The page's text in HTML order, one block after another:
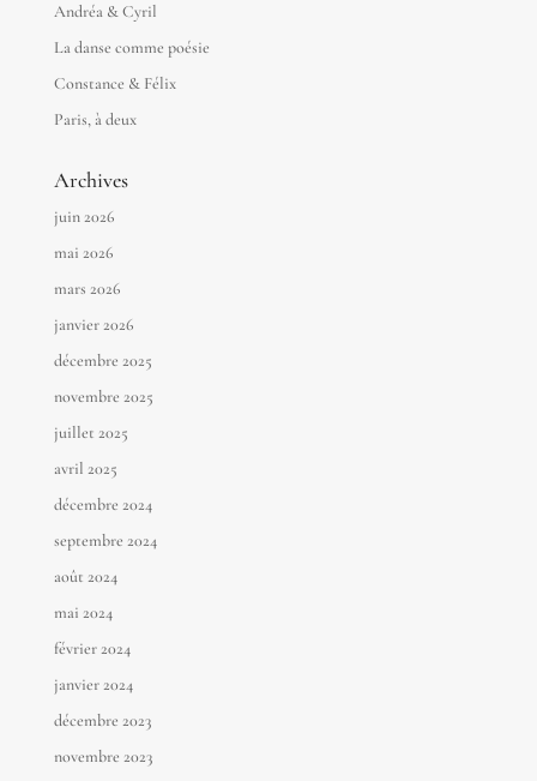
Andréa & Cyril
La danse comme poésie
Constance & Félix
Paris, à deux
Archives
juin 2026
mai 2026
mars 2026
janvier 2026
décembre 2025
novembre 2025
juillet 2025
avril 2025
décembre 2024
septembre 2024
août 2024
mai 2024
février 2024
janvier 2024
décembre 2023
novembre 2023